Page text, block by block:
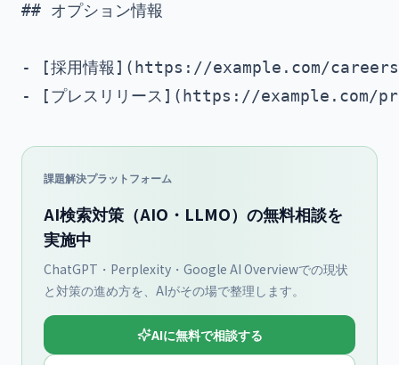
## オプション情報
- [採用情報](https://example.com/
課題解決プラットフォーム
AI検索対策（AIO・LLMO）の無料相談を
実施中
ChatGPT・Perplexity・Google AI Overviewでの現状
と対策の進め方を、AIがその場で整理します。
AIに無料で相談する